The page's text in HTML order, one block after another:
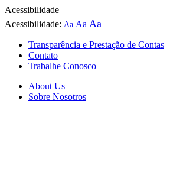
Acessibilidade
Acessibilidade: Aa Aa Aa
Transparência e Prestação de Contas
Contato
Trabalhe Conosco
About Us
Sobre Nosotros